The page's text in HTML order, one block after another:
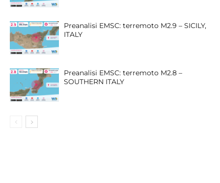
Preanalisi EMSC: terremoto M2.9 – SICILY,
ITALY
Preanalisi EMSC: terremoto M2.8 –
SOUTHERN ITALY